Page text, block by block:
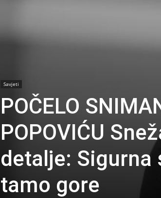
Savjeti
POČELO
POPOVIĆU
detalje: Sigurna
tamo gore